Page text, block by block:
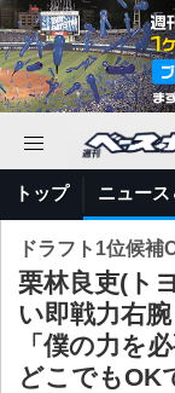
トップ ニュース
ドラフト1位候補
栗林良吏(ト
い即戦力右
「僕の力を
どこでもOK